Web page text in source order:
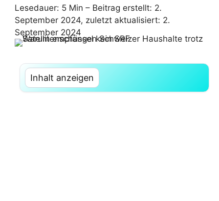
Lesedauer: 5 Min – Beitrag erstellt: 2.
September 2024, zuletzt aktualisiert: 2.
September 2024
Inhalt anzeigen